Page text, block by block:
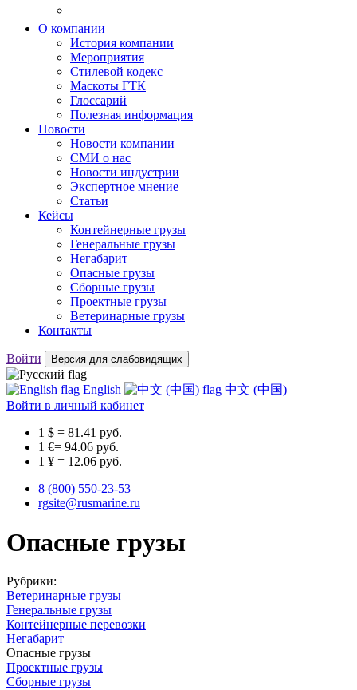
О компании
История компании
Мероприятия
Стилевой кодекс
Маскоты ГТК
Глоссарий
Полезная информация
Новости
Новости компании
СМИ о нас
Новости индустрии
Экспертное мнение
Статьи
Кейсы
Контейнерные грузы
Генеральные грузы
Негабарит
Опасные грузы
Сборные грузы
Проектные грузы
Ветеринарные грузы
Контакты
Войти Версия для слабовидящих
English
中文 (中国)
Войти в личный кабинет
1 $ = 81.41 руб.
1 €= 94.06 руб.
1 ¥ = 12.06 руб.
8 (800) 550-23-53
rgsite@rusmarine.ru
Опасные грузы
Рубрики:
Ветеринарные грузы
Генеральные грузы
Контейнерные перевозки
Негабарит
Опасные грузы
Проектные грузы
Сборные грузы